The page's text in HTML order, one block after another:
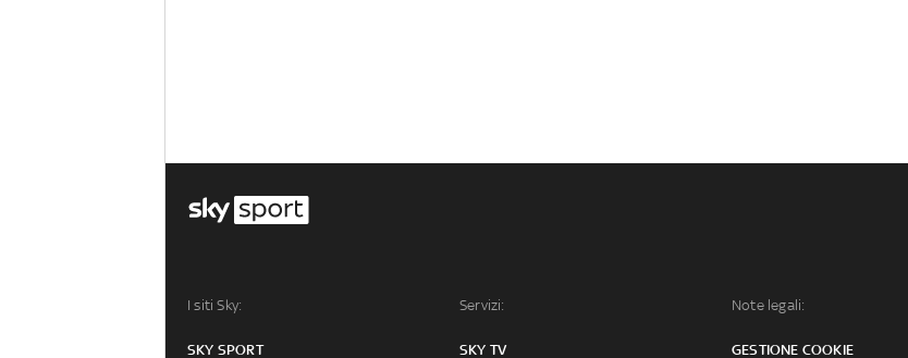
I siti Sky:
SKY SPORT
Servizi:
SKY TV
Note legali:
GESTIONE COOKIE